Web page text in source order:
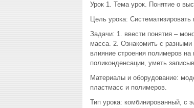
Урок 1. Тема урок. Понятие о
Цель урока:
Задачи: 1. ввести понятия –
масса. 2. Ознакомить с разными
влияние строения полимеров
поликонденсации, уметь
Материалы и оборудование:
пластмасс и полимеров.
Тип урока: комбинированный, с